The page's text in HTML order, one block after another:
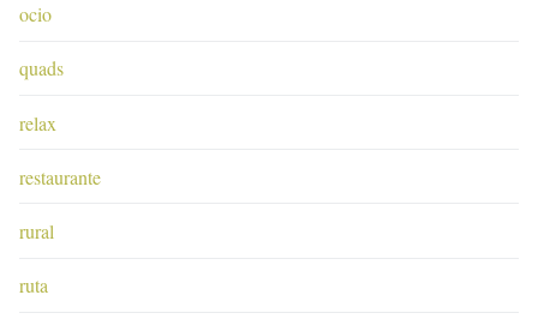
ocio
quads
relax
restaurante
rural
ruta